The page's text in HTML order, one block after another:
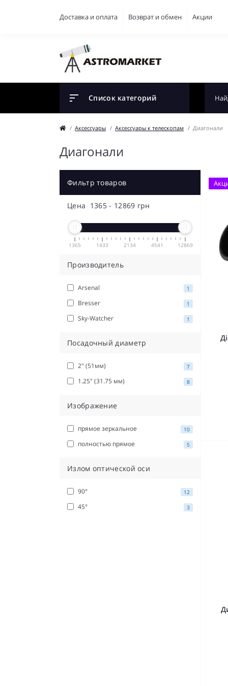
Доставка и оплата Возврат и обмен Акции
Список категорий
Аксессуары Аксессуары к телескопам Диагонали
Диагонали
Фильтр товаров
Цена 1365 - 12869 грн
1365 1433 2134 4541 12869
Производитель
Arsenal 1
Bresser 1
Sky-Watcher 1
Посадочный диаметр
2" (51мм) 7
1.25" (31.75 мм) 8
Изображение
прямое зеркальное 10
полностью прямое 5
Излом оптической оси
90° 12
45° 3